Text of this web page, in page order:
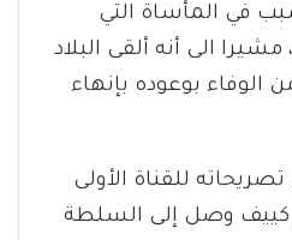
في المأساة التي
مشيرا الى أنه ألقى البلاد
الوفاء بوعوده بإنهاء
للقناة الأولى
كييف وصل إلى السلطة